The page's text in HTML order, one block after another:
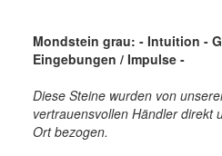
Mondstein grau: - Intuition -
Eingebungen / Impulse -
Diese Steine wurden von
vertrauensvollen Händler direkt
Ort bezogen.